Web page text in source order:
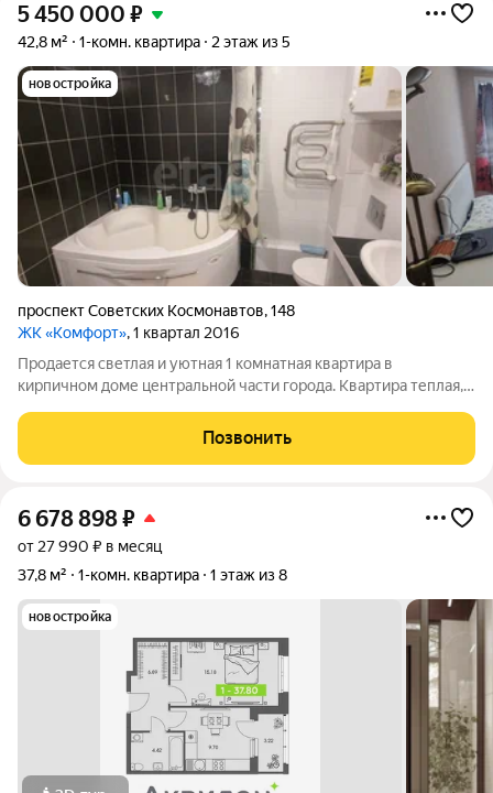
5 450 000 ₽
42,8 м² 1-комн. квартира 2 этаж из 5
новостройка
проспект Советских Космонавтов,148
ЖК «Комфорт», 1 квартал 2016
Продается светлая и уютная 1 комнатная квартира в
кирпичном доме центральной части города. Квартира теплая,
функцией обогрева и охлаждения. Санузел совмещенный. Дом
после капитального ремонта,
Позвонить
6 678 898₽
от 27 990 ₽ в месяц
37,8 м²
1-комн. квартира 1 этаж из 8
новостройка